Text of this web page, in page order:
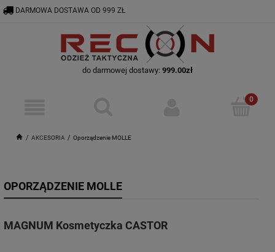
do darmowej dostawy: 999.00zł
AKCESORIA Oporządzenie MOLLE
DARMOWA DOSTAWA OD 999 ZŁ
56 644 92 29
RECON@ODZIEZTAKTYCZNA.PL
OPORZĄDZENIE MOLLE
MAGNUM Kosmetyczka CASTOR